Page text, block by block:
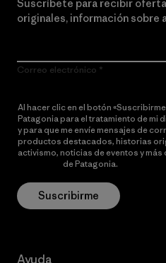
Suscríbete para recibir
originales, información sobre
Correo electrónico
Al hacer clic en el botón
Patagonia para el tratamiento de mi
y para que me envíe mensajes de
productos destacados, historias
activismo, noticias de eventos y más
de Patagonia.
Suscribirme
Ayuda